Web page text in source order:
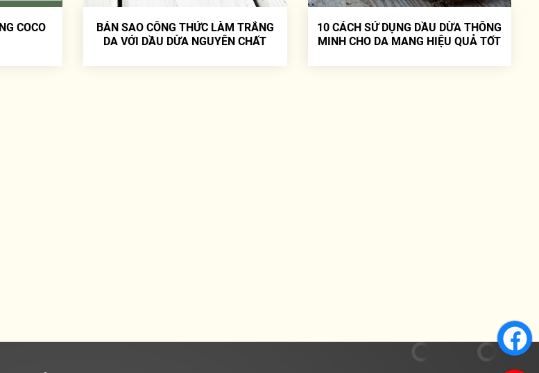
COCO
BẢN SAO CÔNG THỨC LÀM TRẮNG
DA VỚI DẦU DỪA NGUYÊN CHẤT
10 CÁCH SỬ DỤNG DẦU DỪA THÔNG
MINH CHO DA MANG HIỆU QUẢ TỐT